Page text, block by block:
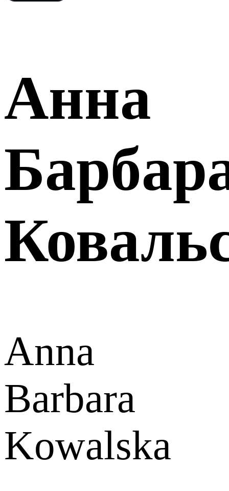
Анна
Anna
Barbara
Kowalska